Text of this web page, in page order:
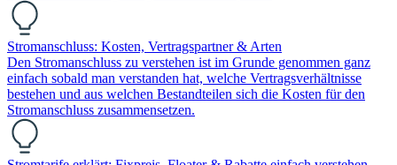
Stromanschluss: Kosten, Vertragspartner & Arten
Den Stromanschluss zu verstehen ist im Grunde genommen ganz
einfach sobald man verstanden hat, welche Vertragsverhältnisse
bestehen und aus welchen Bestandteilen sich die Kosten für den
Stromanschluss zusammensetzen.